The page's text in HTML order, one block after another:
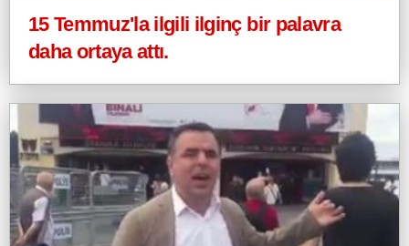
15 Temmuz'la ilgili ilginç bir palavra
daha ortaya attı.